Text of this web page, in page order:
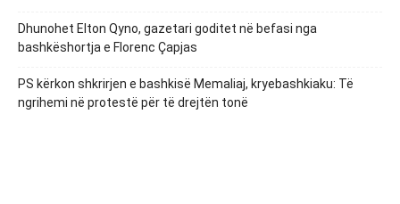
Dhunohet Elton Qyno, gazetari goditet në befasi nga
bashkëshortja e Florenc Çapjas
PS kërkon shkrirjen e bashkisë Memaliaj, kryebashkiaku: Të
ngrihemi në protestë për të drejtën tonë